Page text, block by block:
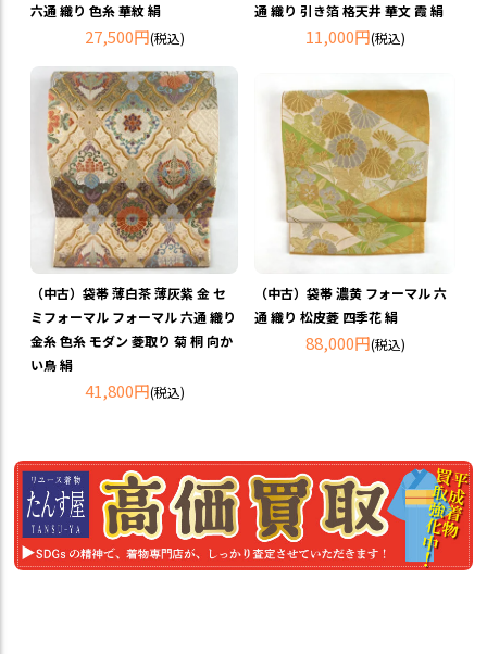
六通 織り 色糸 華紋 絹
27,500円(税込)
通 織り 引き箔 格天井 華文 霞 絹
11,000円(税込)
（中古）袋帯 薄白茶 薄灰紫 金 セ
ミフォーマル フォーマル 六通 織り
金糸 色糸 モダン 菱取り 菊 桐 向か
い鳥 絹
41,800円(税込)
（中古）袋帯 濃黄 フォーマル 六
通 織り 松皮菱 四季花 絹
88,000円(税込)